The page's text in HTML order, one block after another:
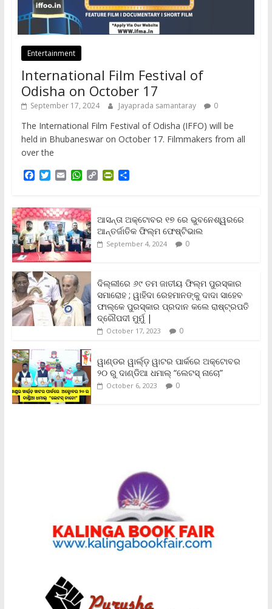
Entertainment
International Film Festival of
Odisha on October 17
September 17, 2024 Jayaprada samantaray 0
The International Film Festival of Odisha (IFFO) will be
held in Bhubaneswar on October 17. Filmmakers from all
over the
F
e
b
o
o
k
T
t
t
e
r
E
i
l
W
t
s
A
p
p
C
L
i
n
k
P
t
F
r
i
d
l
y
S
e
ଆସନ୍ତା ଅକ୍ଟୋବର ୧୭ ରେ ଭୁବନେଶ୍ୱରରେ
ଆନ୍ତର୍ଜାତିକ ଫିଲ୍ମ ଫେଷ୍ଟିଭାଲ
September 4, 2024 0
ଦିଲ୍ଲୀରେ ୬୯ ତମ ଜାତୀୟ ଫିଲ୍ମ ପୁରସ୍କାର
ସମାରୋହ ; ୱାହିଦା ରେହମାନଙ୍କୁ ଦାଦା ସାହେବ
ଫାଲ୍‌କେ ପୁରସ୍କାର ପ୍ରଦାନ କଲେ ରାଷ୍ଟ୍ରପତି
ଦ୍ରୌପଦୀ ମୁର୍ମୁ |
October 17, 2023 0
ୱାଣ୍ଡର ୱାର୍ଲ୍‌ଡ଼ ୱାଟର ପାର୍କରେ ଅକ୍ଟୋବର
୨୦ ରୁ ଦାଣ୍ଡିଆ ଧମାଲ୍ “ଲେଟସ୍ ନାଚୋ”
October 6, 2023 0